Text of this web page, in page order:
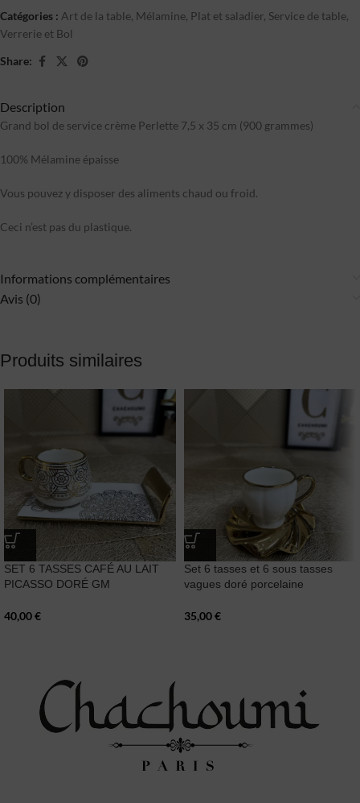
Catégories : Art de la table, Mélamine, Plat et saladier, Service de table,
Verrerie et Bol
Share:
Description
Grand bol de service crème Perlette 7,5 x 35 cm (900 grammes)
100% Mélamine épaisse
Vous pouvez y disposer des aliments chaud ou froid.
Ceci n’est pas du plastique.
Informations complémentaires
Avis (0)
Produits similaires
SET 6 TASSES CAFÉ AU LAIT
PICASSO DORÉ GM
40,00€
Set 6 tasses et 6 sous tasses
vagues doré porcelaine
35,00€